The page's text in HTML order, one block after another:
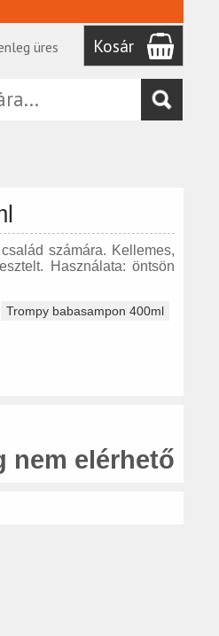
üres
Kosár
számára. Kellemes,
Használata: öntsön
Trompy babasampon 400ml
nem elérhető